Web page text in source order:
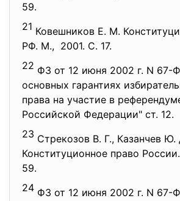
59.
21 Ковешников Е. М.
РФ. М., 2001. С. 17.
22 ФЗ от 12 июня 2002 г. N 67-
основных гарантиях
права на участие в
Российской Федерации" ст. 12.
23 Стрекозов В. Г., Казанчев Ю.
Конституционное право
59.
24 ФЗ от 12 июня 2002 г. N 67-